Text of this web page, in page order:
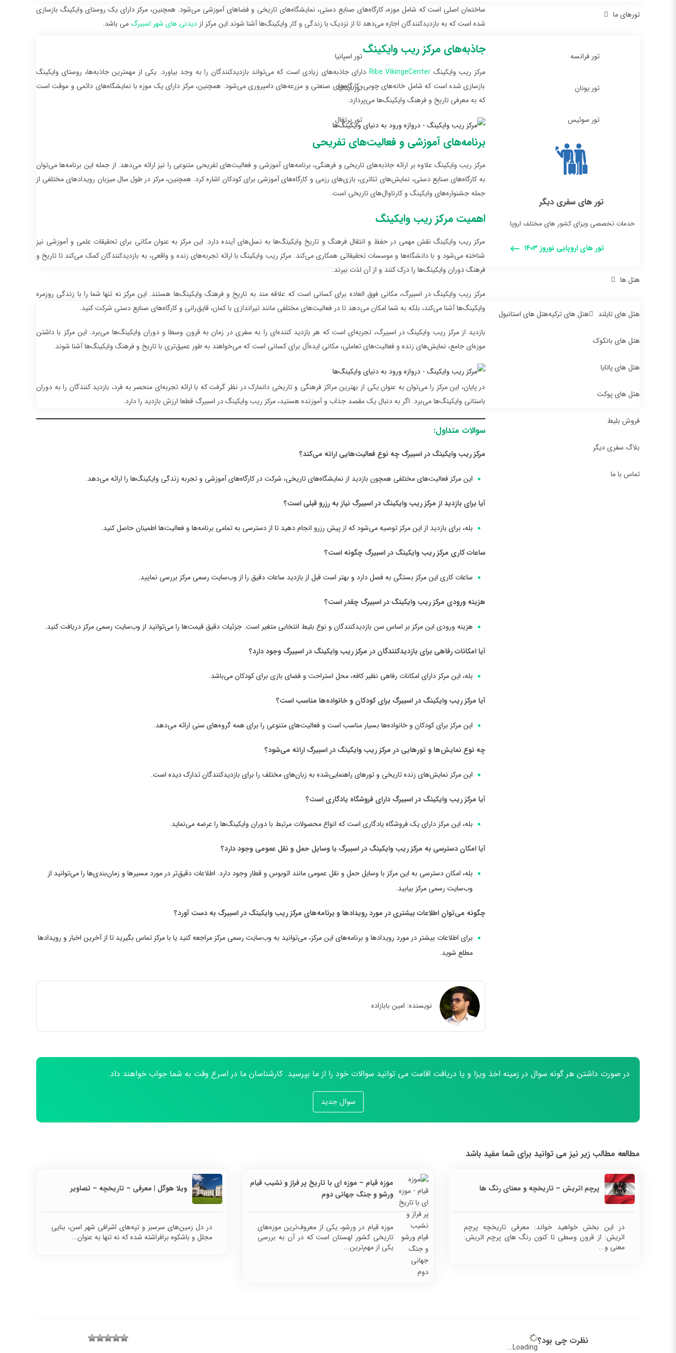
تورهای ما
تور فرانسه تور اسپانیا
تور یونان تور ایتالیا
تور سوئیس تور پرتغال
تور های سفری دیگر
خدمات تخصصی ویزای کشور های مختلف اروپا.
تور های اروپایی نوروز ۱۴۰۳
هتل ها
هتل های تایلند
هتل های بانکوک
هتل های پاتایا
هتل های پوکت
هتل های ترکیههتل های استانبول
فروش بلیط
بلاگ سفری دیگر
تماس با ما
ساختمان اصلی است که شامل موزه، کارگاه‌های صنایع دستی، نمایشگاه‌های تاریخی و فضاهای آموزشی می‌شود. همچنین، مرکز دارای یک روستای وایکینگ بازسازی
شده است که به بازدیدکنندگان اجازه می‌دهد تا از نزدیک با زندگی و کار وایکینگ‌ها آشنا شوند.این مرکز ازدیدنی های شهر اسبیرگ می باشد.
جاذبه‌های مرکز ریب وایکینگ
مرکز ریب وایکینگ Ribe VikingeCenter دارای جاذبه‌های زیادی است که می‌تواند بازدیدکنندگان را به وجد بیاورد. یکی از مهمترین جاذبه‌ها، روستای وایکینگ
بازسازی شده است که شامل خانه‌های چوبی، کارگاه‌های صنعتی و مزرعه‌های دامپروری می‌شود. همچنین، مرکز دارای یک موزه با نمایشگاه‌های دائمی و موقت است
که به معرفی تاریخ و فرهنگ وایکینگ‌ها می‌پردازد.
برنامه‌های آموزشی و فعالیت‌های تفریحی
مرکز ریب وایکینگ علاوه بر ارائه جاذبه‌های تاریخی و فرهنگی، برنامه‌های آموزشی و فعالیت‌های تفریحی متنوعی را نیز ارائه می‌دهد. از جمله این برنامه‌ها می‌توان
به کارگاه‌های صنایع دستی، نمایش‌های تئاتری، بازی‌های رزمی و کارگاه‌های آموزشی برای کودکان اشاره کرد. همچنین، مرکز در طول سال میزبان رویدادهای مختلفی از
جمله جشنواره‌های وایکینگ و کارناوال‌های تاریخی است.
اهمیت مرکز ریب وایکینگ
مرکز ریب وایکینگ نقش مهمی در حفظ و انتقال فرهنگ و تاریخ وایکینگ‌ها به نسل‌های آینده دارد. این مرکز به عنوان مکانی برای تحقیقات علمی و آموزشی نیز
شناخته می‌شود و با دانشگاه‌ها و موسسات تحقیقاتی همکاری می‌کند. مرکز ریب وایکینگ با ارائه تجربه‌های زنده و واقعی، به بازدیدکنندگان کمک می‌کند تا تاریخ و
فرهنگ دوران وایکینگ‌ها را درک کنند و از آن لذت ببرند.
مرکز ریب وایکینگ در اسبیرگ، مکانی فوق العاده برای کسانی است که علاقه مند به تاریخ و فرهنگ وایکینگ‌ها هستند. این مرکز نه تنها شما را با زندگی روزمره
وایکینگ‌ها آشنا می‌کند، بلکه به شما امکان می‌دهد تا در فعالیت‌های مختلفی مانند تیراندازی با کمان، قایق‌رانی و کارگاه‌های صنایع دستی شرکت کنید.
بازدید از مرکز ریب وایکینگ در اسبیرگ، تجربه‌ای است که هر بازدید کننده‌ای را به سفری در زمان به قرون وسطا و دوران وایکینگ‌ها می‌برد. این مرکز با داشتن
موزه‌ای جامع، نمایش‌های زنده و فعالیت‌های تعاملی، مکانی ایده‌آل برای کسانی است که می‌خواهند به طور عمیق‌تری با تاریخ و فرهنگ وایکینگ‌ها آشنا شوند.
در پایان، این مرکز را می‌توان به عنوان یکی از بهترین مراکز فرهنگی و تاریخی دانمارک در نظر گرفت که با ارائه تجربه‌ای منحصر به فرد، بازدید کنندگان را به دوران
باستانی وایکینگ‌ها می‌برد. اگر به دنبال یک مقصد جذاب و آموزنده هستید، مرکز ریب وایکینگ در اسبیرگ قطعا ارزش بازدید را دارد.
سوالات متداول:
مرکز ریب وایکینگ در اسبیرگ چه نوع فعالیت‌هایی ارائه می‌کند؟
این مرکز فعالیت‌های مختلفی همچون بازدید از نمایشگاه‌های تاریخی، شرکت در کارگاه‌های آموزشی و تجربه زندگی وایکینگ‌ها را ارائه می‌دهد.
آیا برای بازدید از مرکز ریب وایکینگ در اسبیرگ نیاز به رزرو قبلی است؟
بله، برای بازدید از این مرکز توصیه می‌شود که از پیش رزرو انجام دهید تا از دسترسی به تمامی برنامه‌ها و فعالیت‌ها اطمینان حاصل کنید.
ساعات کاری مرکز ریب وایکینگ در اسبیرگ چگونه است؟
ساعات کاری این مرکز بستگی به فصل دارد و بهتر است قبل از بازدید ساعات دقیق را از وب‌سایت رسمی مرکز بررسی نمایید.
هزینه ورودی مرکز ریب وایکینگ در اسبیرگ چقدر است؟
هزینه ورودی این مرکز بر اساس سن بازدیدکنندگان و نوع بلیط انتخابی متغیر است. جزئیات دقیق قیمت‌ها را می‌توانید از وب‌سایت رسمی مرکز دریافت کنید.
آیا امکانات رفاهی برای بازدیدکنندگان در مرکز ریب وایکینگ در اسبیرگ وجود دارد؟
بله، این مرکز دارای امکانات رفاهی نظیر کافه، محل استراحت و فضای بازی برای کودکان می‌باشد.
آیا مرکز ریب وایکینگ در اسبیرگ برای کودکان و خانواده‌ها مناسب است؟
این مرکز برای کودکان و خانواده‌ها بسیار مناسب است و فعالیت‌های متنوعی را برای همه گروه‌های سنی ارائه می‌دهد.
چه نوع نمایش‌ها و تورهایی در مرکز ریب وایکینگ در اسبیرگ ارائه می‌شود؟
این مرکز نمایش‌های زنده تاریخی و تورهای راهنمایی‌شده به زبان‌های مختلف را برای بازدیدکنندگان تدارک دیده است.
آیا مرکز ریب وایکینگ در اسبیرگ دارای فروشگاه یادگاری است؟
بله، این مرکز دارای یک فروشگاه یادگاری است که انواع محصولات مرتبط با دوران وایکینگ‌ها را عرضه می‌نماید.
آیا امکان دسترسی به مرکز ریب وایکینگ در اسبیرگ با وسایل حمل و نقل عمومی وجود دارد؟
بله، امکان دسترسی به این مرکز با وسایل حمل و نقل عمومی مانند اتوبوس و قطار وجود دارد. اطلاعات دقیق‌تر در مورد مسیرها و زمان‌بندی‌ها را می‌توانید از
وب‌سایت رسمی مرکز بیابید.
چگونه می‌توان اطلاعات بیشتری در مورد رویدادها و برنامه‌های مرکز ریب وایکینگ در اسبیرگ به دست آورد؟
برای اطلاعات بیشتر در مورد رویدادها و برنامه‌های این مرکز، می‌توانید به وب‌سایت رسمی مرکز مراجعه کنید یا با مرکز تماس بگیرید تا از آخرین اخبار و رویدادها
مطلع شوید.
نویسنده: امین بابازاده
در صورت داشتن هر گونه سوال در زمینه اخذ ویزا و یا دریافت اقامت می توانید سوالات خود را از ما بپرسید. کارشناسان ما در اسرع وقت به شما جواب خواهند داد.
سوال جدید
مطالعه مطالب زیر نیز می توانید برای شما مفید باشد
پرچم اتریش – تاریخچه و معنای رنگ ها
در این بخش خواهید خواند: معرفی تاریخچه پرچم
اتریش: از قرون وسطی تا کنون رنگ های پرچم اتریش:
معنی و...
موزه قیام – موزه ای با تاریخ پر فراز و نشیب قیام
ورشو و جنگ جهانی دوم
موزه قیام در ورشو، یکی از معروف‌ترین موزه‌های
تاریخی کشور لهستان است که در آن به بررسی
یکی از مهم‌ترین...
ویلا هوگل | معرفی – تاریخچه – تصاویر
در دل زمین‌های سرسبز و تپه‌های اشرافی شهر اسن، بنایی
مجلل و باشکوه برافراشته شده که نه تنها به عنوان...
نظرت چی بود؟
Loading...